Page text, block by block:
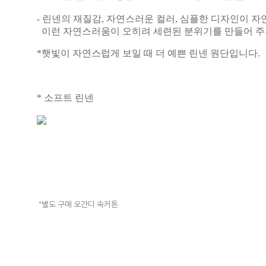
- 린넨의 재질감, 자연스러운 컬러, 심플한 디자인이 자
이런 자연스러움이 오히려 세련된 분위기를 만들어
*햇빛이 자연스럽게 보일 때 더 예쁜 린넨 원단입니다.
* 소프트 린넨
*별도 구매 오간디 속커튼